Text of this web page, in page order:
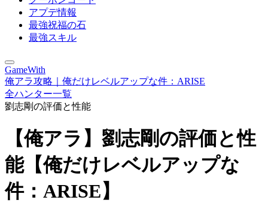
アプデ情報
最強祝福の石
最強スキル
GameWith
俺アラ攻略｜俺だけレベルアップな件：ARISE
全ハンター一覧
劉志剛の評価と性能
【俺アラ】劉志剛の評価と性
能【俺だけレベルアップな
件：ARISE】